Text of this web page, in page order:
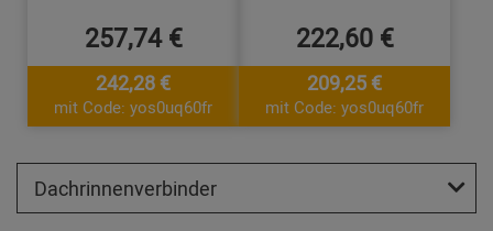
257,74 €
242,28 €
mit Code: yos0uq60fr
222,60 €
209,25 €
mit Code: yos0uq60fr
Dachrinnenverbinder